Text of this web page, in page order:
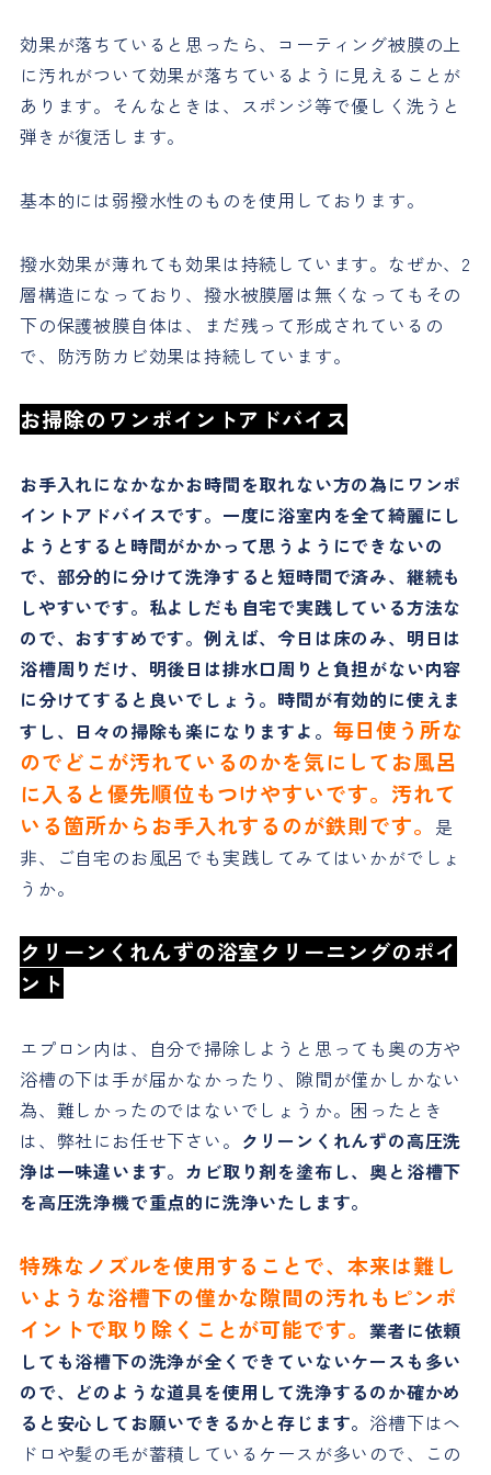
効果が落ちていると思ったら、コーティング被膜の上
に汚れがついて効果が落ちているように見えることが
あります。そんなときは、スポンジ等で優しく洗うと
弾きが復活します。
基本的には弱撥水性のものを使用しております。
撥水効果が薄れても効果は持続しています。なぜか、2
層構造になっており、撥水被膜層は無くなってもその
下の保護被膜自体は、まだ残って形成されているの
で、防汚防カビ効果は持続しています。
お掃除のワンポイントアドバイス
お手入れになかなかお時間を取れない方の為にワンポ
イントアドバイスです。一度に浴室内を全て綺麗にし
ようとすると時間がかかって思うようにできないの
で、部分的に分けて洗浄すると短時間で済み、継続も
しやすいです。私よしだも自宅で実践している方法な
ので、おすすめです。例えば、今日は床のみ、明日は
浴槽周りだけ、明後日は排水口周りと負担がない内容
に分けてすると良いでしょう。時間が有効的に使えま
すし、日々の掃除も楽になりますよ。 毎日使う所な
のでどこが汚れているのかを気にしてお風呂
に入ると優先順位もつけやすいです。汚れて
いる箇所からお手入れするのが鉄則です。 是
非、ご自宅のお風呂でも実践してみてはいかがでしょ
うか。
クリーンくれんずの浴室クリーニングのポイ
ント
エプロン内は、自分で掃除しようと思っても奥の方や
浴槽の下は手が届かなかったり、隙間が僅かしかない
為、難しかったのではないでしょうか。困ったとき
は、弊社にお任せ下さい。 クリーンくれんずの高圧洗
浄は一味違います。カビ取り剤を塗布し、奥と浴槽下
を高圧洗浄機で重点的に洗浄いたします。
特殊なノズルを使用することで、本来は難し
いような浴槽下の僅かな隙間の汚れもピンポ
イントで取り除くことが可能です。業者に依頼
しても浴槽下の洗浄が全くできていないケースも多い
ので、どのような道具を使用して洗浄するのか確かめ
ると安心してお願いできるかと存じます。 浴槽下はヘ
ドロや髪の毛が蓄積しているケースが多いので、この